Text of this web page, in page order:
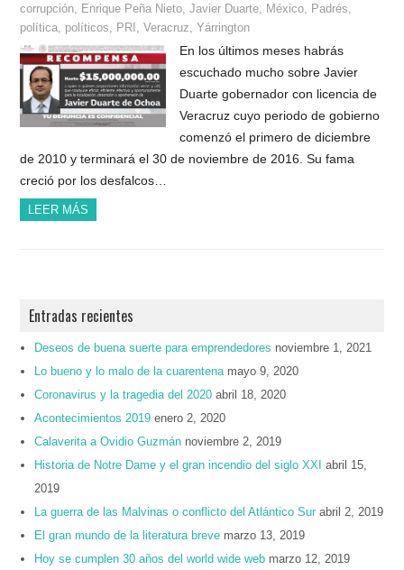
corrupción
Enrique Peña Nieto ,Javier Duarte México Padrés
política políticos PRI ,Veracruz ,Yárrington
En los últimos meses habrás
escuchado mucho sobre Javier
Duarte gobernador con licencia de
Veracruz cuyo periodo de gobierno
comenzó el primero de diciembre
de 2010 y terminará el 30 de noviembre de 2016. Su fama
creció por los desfalcos…
LEER MÁS
Entradas recientes
Deseos de buena suerte para emprendedores noviembre 1, 2021
Lo bueno y lo malo de la cuarentena mayo 9, 2020
Coronavirus y la tragedia del 2020 abril 18, 2020
Acontecimientos 2019 enero 2, 2020
Calaverita a Ovidio Guzmán noviembre 2, 2019
Historia de Notre Dame y el gran incendio del siglo XXI
abril 15,
2019
La guerra de las Malvinas o conflicto del Atlántico Sur abril 2, 2019
El gran mundo de la literatura breve marzo 13, 2019
Hoy se cumplen 30 años del world wide web marzo 12, 2019